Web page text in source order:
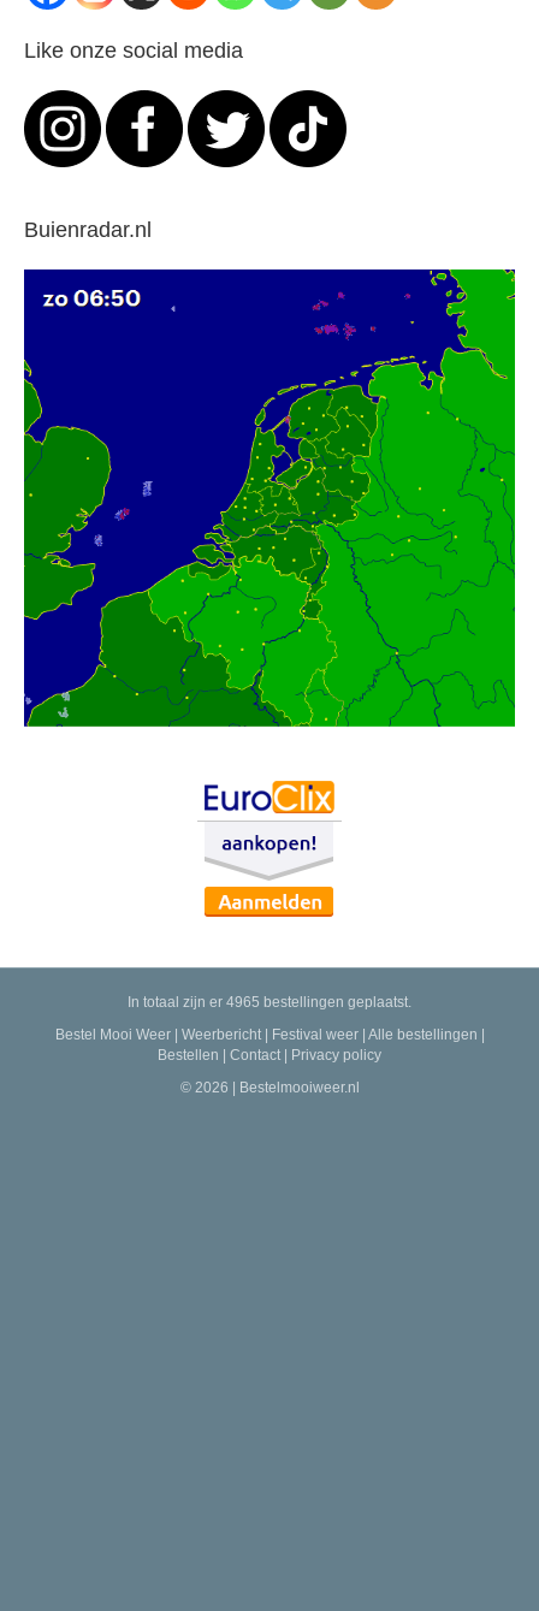
V
d
Like onze social media
Buienradar.nl
In totaal zijn er 4965 bestellingen geplaatst.
Bestel Mooi Weer| Weerbericht| Festival weer| Alle bestellingen
Bestellen
Contact
Privacy policy
© 2026 | Bestelmooiweer.nl